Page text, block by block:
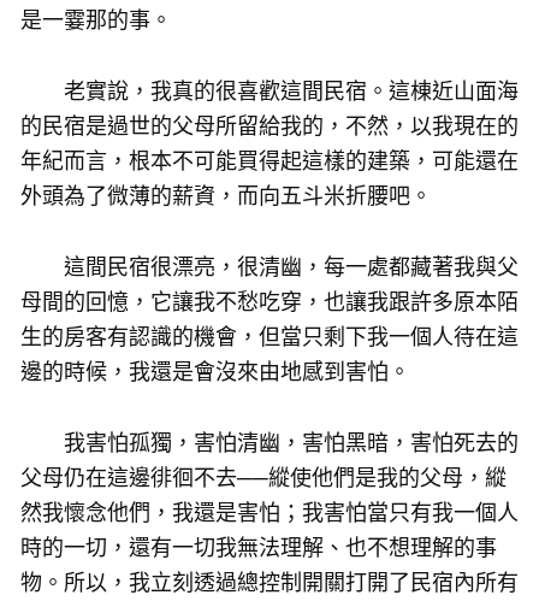
是一霎那的事。
老實說，我真的很喜歡這間民宿。這棟近山面海
的民宿是過世的父母所留給我的，不然，以我現在的
年紀而言，根本不可能買得起這樣的建築，可能還在
外頭為了微薄的薪資，而向五斗米折腰吧。
這間民宿很漂亮，很清幽，每一處都藏著我與父
母間的回憶，它讓我不愁吃穿，也讓我跟許多原本陌
生的房客有認識的機會，但當只剩下我一個人待在這
邊的時候，我還是會沒來由地感到害怕。
我害怕孤獨，害怕清幽，害怕黑暗，害怕死去的
父母仍在這邊徘徊不去──縱使他們是我的父母，縱
然我懷念他們，我還是害怕；我害怕當只有我一個人
時的一切，還有一切我無法理解、也不想理解的事
物。所以，我立刻透過總控制開關打開了民宿內所有